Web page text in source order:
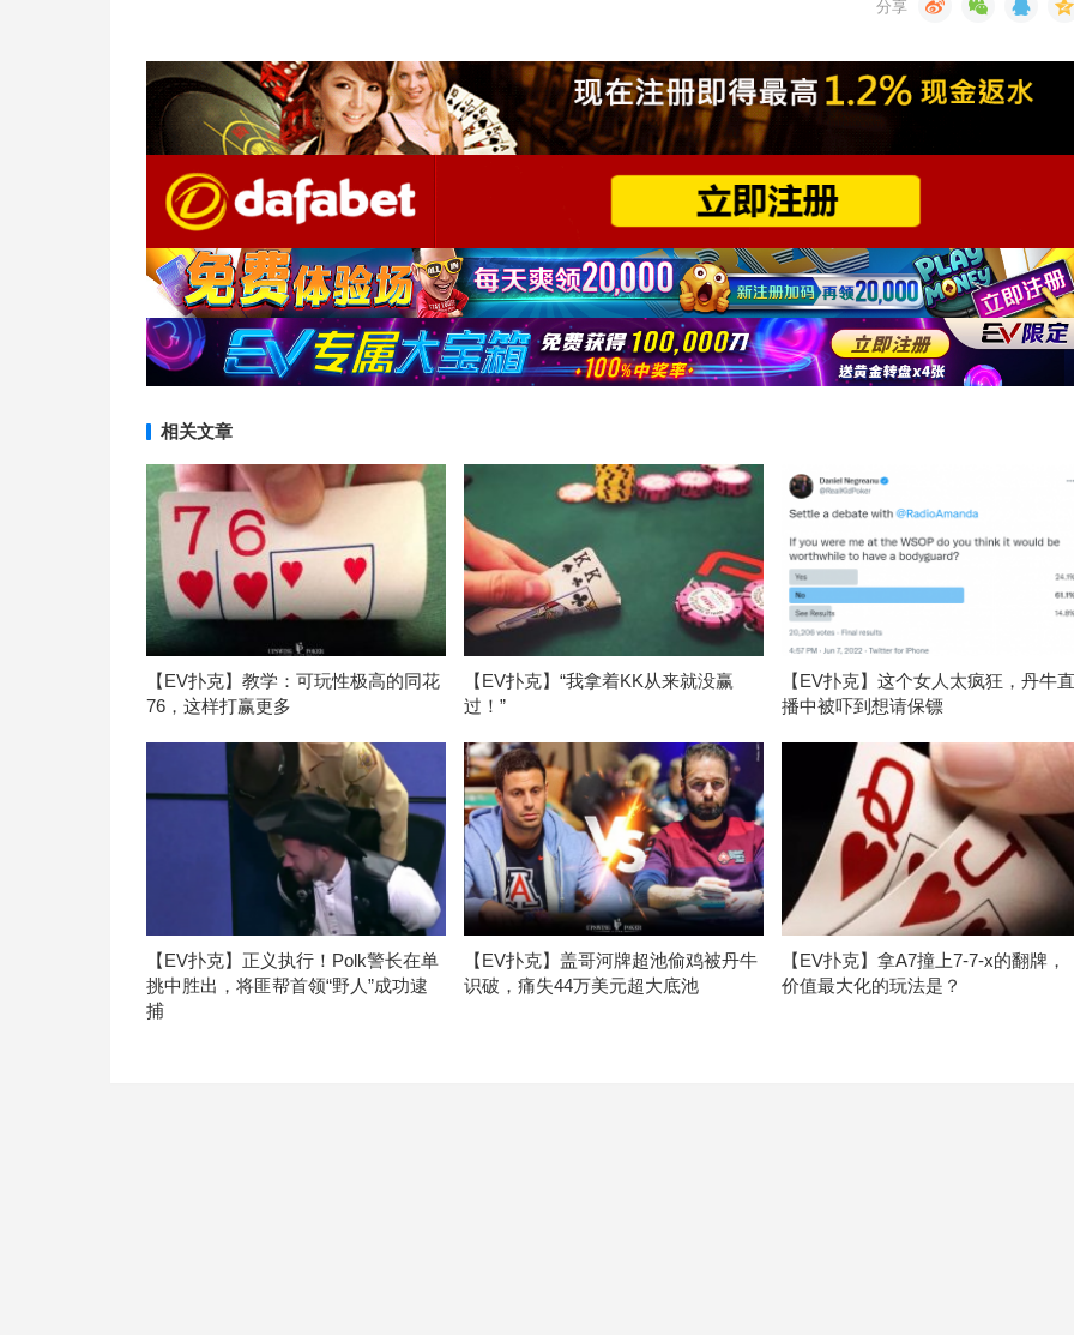
相关文章
【EV扑克】教学：可玩性极高的同花
76，这样打赢更多
【EV扑克】“我拿着KK从来就没赢
过！”
【EV扑克】这个女人太疯狂，丹牛
播中被吓到想请保镖
【EV扑克】正义执行！Polk警长在单
挑中胜出，将匪帮首领“野人”成功逮
捕
【EV扑克】盖哥河牌超池偷鸡被丹牛
识破，痛失44万美元超大底池
【EV扑克】拿A7撞上7-7-x的翻牌，
价值最大化的玩法是？